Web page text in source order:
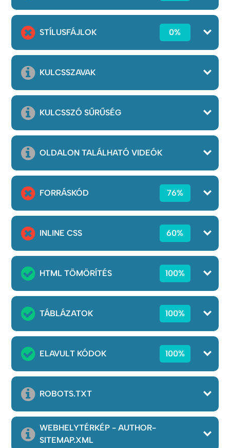
STÍLUSFÁJLOK 0%
KULCSSZAVAK
KULCSSZÓ SŰRŰSÉG
OLDALON TALÁLHATÓ VIDEÓK
FORRÁSKÓD 76%
INLINE CSS 60%
HTML TÖMÖRÍTÉS 100%
TÁBLÁZATOK 100%
ELAVULT KÓDOK 100%
ROBOTS.TXT
WEBHELYTÉRKÉP - AUTHOR-
SITEMAP.XML